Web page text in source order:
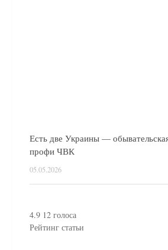
Есть две Украины —
профи ЧВК
05.05.2026
4.9 12 голоса
Рейтинг статьи